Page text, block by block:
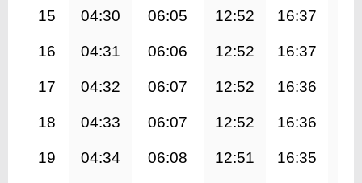
15 04:30 06:05 12:52 16:37
16 04:31 06:06 12:52 16:37
17 04:32 06:07 12:52 16:36
18 04:33 06:07 12:52 16:36
19 04:34 06:08 12:51 16:35